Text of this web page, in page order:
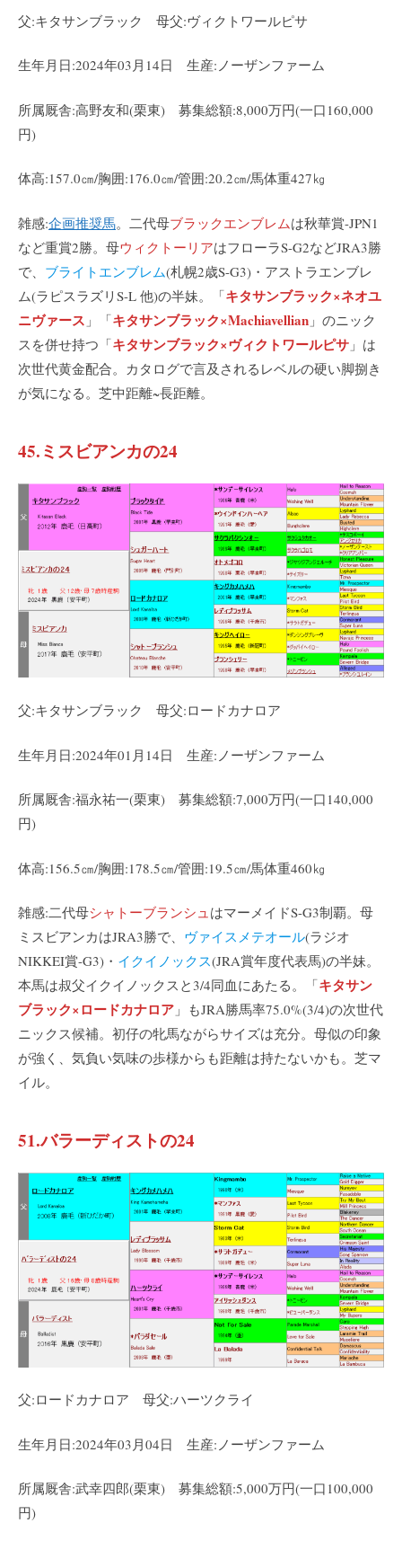
父:キタサンブラック 母父:ヴィクトワールピサ
生年月日:2024年03月14日 生産:ノーザンファーム
所属厩舎:高野友和(栗東) 募集総額:8,000万円(一口160,000
円)
体高:157.0㎝/胸囲:176.0㎝/管囲:20.2㎝/馬体重427㎏
雑感:企画推奨馬。二代母ブラックエンブレムは秋華賞-JPN1
など重賞2勝。母ウィクトーリアはフローラS-G2などJRA3勝
で、 ブライトエンブレム(札幌2歳S-G3)・アストラエンブレ
ム(ラピスラズリS-L 他)の半妹。「キタサンブラック×ネオユ
ニヴァース 」「キタサンブラック×Machiavellian 」のニック
スを併せ持つ「キタサンブラック×ヴィクトワールピサ 」は
次世代黄金配合。カタログで言及されるレベルの硬い脚捌き
が気になる。芝中距離~長距離。
45.ミスビアンカの24
父:キタサンブラック 母父:ロードカナロア
生年月日:2024年01月14日 生産:ノーザンファーム
所属厩舎:福永祐一(栗東) 募集総額:7,000万円(一口140,000
円)
体高:156.5㎝/胸囲:178.5㎝/管囲:19.5㎝/馬体重460㎏
雑感:二代母シャトーブランシュはマーメイドS-G3制覇。母
ミスビアンカはJRA3勝で、 ヴァイスメテオール(ラジオ
NIKKEI賞-G3)・ イクイノックス(JRA賞年度代表馬)の半妹。
本馬は叔父イクイノックスと3/4同血にあたる。「キタサン
ブラック×ロードカナロア 」もJRA勝馬率75.0%(3/4)の次世代
ニックス候補。初仔の牝馬ながらサイズは充分。母似の印象
が強く、気負い気味の歩様からも距離は持たないかも。芝マ
イル。
51.バラーディストの24
父:ロードカナロア 母父:ハーツクライ
生年月日:2024年03月04日 生産:ノーザンファーム
所属厩舎:武幸四郎(栗東) 募集総額:5,000万円(一口100,000
円)